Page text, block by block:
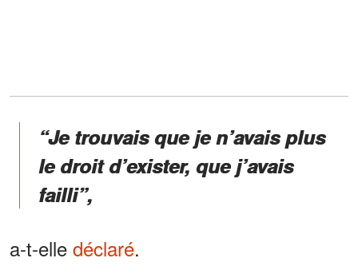
“Je trouvais que je n’avais plus
le droit d’exister, que j’avais
failli”,
a-t-elle déclaré.